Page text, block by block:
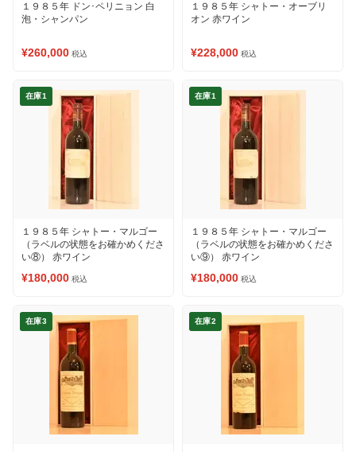
１９８５年 ドン･ペリニョン 白
泡・シャンパン
¥260,000 税込
１９８５年 シャトー・オーブリ
オン 赤ワイン
¥228,000 税込
在庫1
１９８５年 シャトー・マルゴー
（ラベルの状態をお確かめくださ
い⑧） 赤ワイン
¥180,000 税込
在庫1
１９８５年 シャトー・マルゴー
（ラベルの状態をお確かめくださ
い⑨） 赤ワイン
¥180,000 税込
在庫3 在庫2